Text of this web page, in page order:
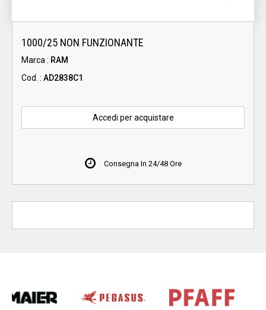
1000/25 NON FUNZIONANTE
Marca : RAM
Cod. : AD2838C1
Accedi per acquistare
Consegna In 24/48 Ore